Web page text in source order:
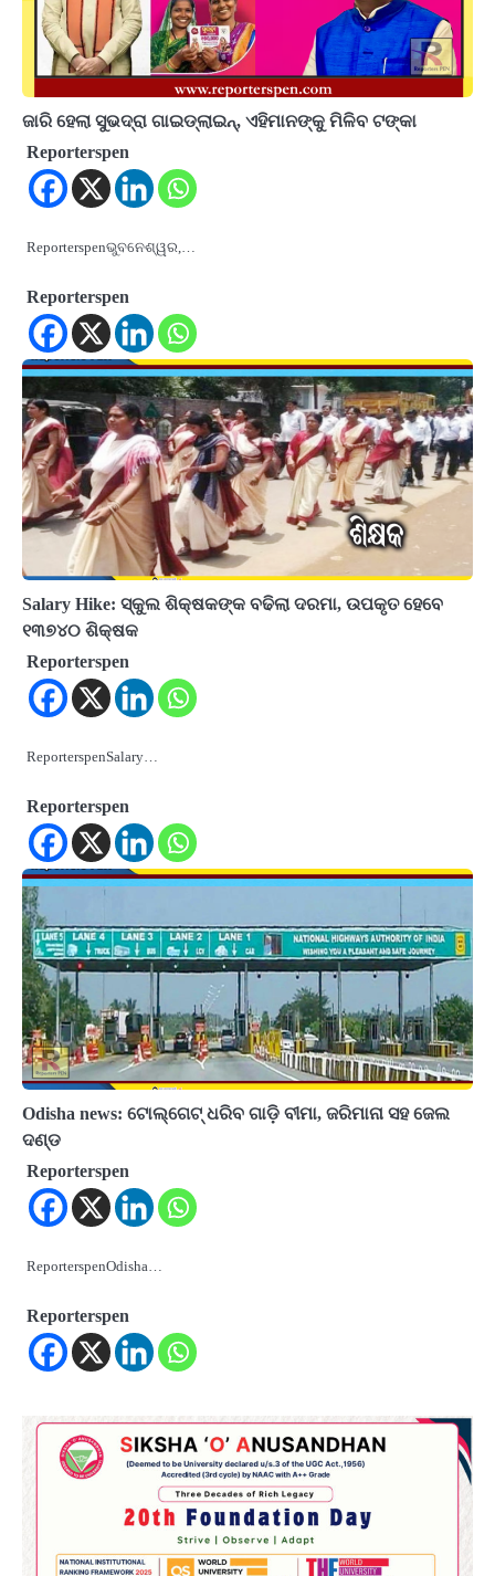
ଜାରି ହେଲା ସୁଭଦ୍ରା ଗାଇଡ୍‌ଲାଇନ୍, ଏହିମାନଙ୍କୁ ମିଳିବ ଟଙ୍କା
Reporterspen
Reporterspenଭୁବନେଶ୍ୱର,…
Reporterspen
Salary Hike: ସ୍କୁଲ ଶିକ୍ଷକଙ୍କ ବଢିଲା ଦରମା, ଉପକୃତ ହେବେ
୧୩୭୪୦ ଶିକ୍ଷକ
Reporterspen
ReporterspenSalary…
Reporterspen
Odisha news: ଟୋଲ୍‌ଗେଟ୍ ଧରିବ ଗାଡ଼ି ବୀମା, ଜରିମାନା ସହ ଜେଲ
ଦଣ୍ଡ
Reporterspen
ReporterspenOdisha…
Reporterspen
ତିନି ଦିନିଆ ଓଡିଶାଗସ୍ତ ସାରି ଦିଲ୍ଲୀ